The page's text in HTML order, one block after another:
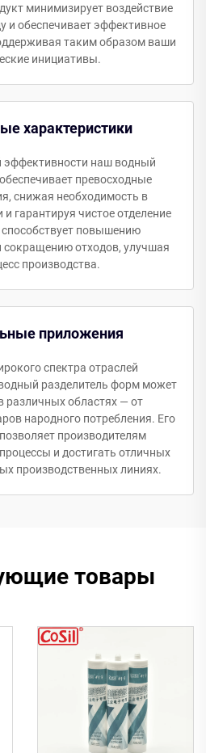
минимизирует воздействие
и обеспечивает эффективное
таким образом ваши
инициативы.
характеристики
эффективности наш водный
превосходные
снижая необходимость в
гарантируя чистое отделение
повышению
сокращению отходов, улучшая
производства.
приложения
спектра отраслей
разделитель форм может
различных областях — от
народного потребления. Его
производителям
и достигать отличных
производственных линиях.
товары